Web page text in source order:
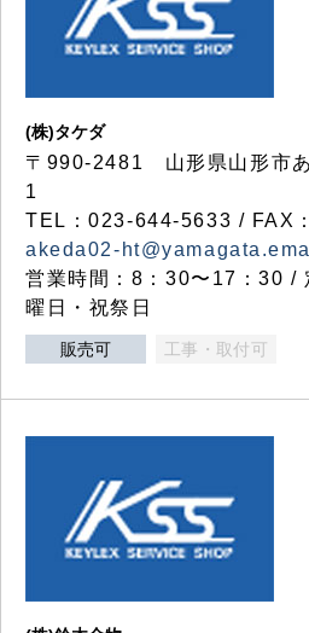
(株)タケダ
〒990-2481 山形県山形市
1
TEL：023-644-5633 / FAX
akeda02-
営業時間：8：30〜17：30 /
曜日・祝祭日
販売可 工事・取付可